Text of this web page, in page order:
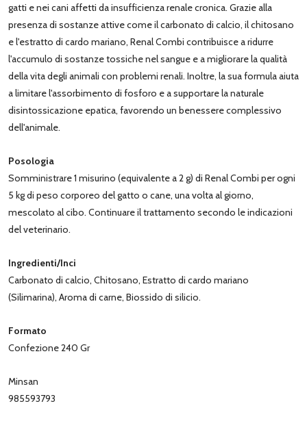
gatti e nei cani affetti da insufficienza renale cronica. Grazie alla
presenza di sostanze attive come il carbonato di calcio, il chitosano
e l'estratto di cardo mariano, Renal Combi contribuisce a ridurre
l'accumulo di sostanze tossiche nel sangue e a migliorare la qualità
della vita degli animali con problemi renali. Inoltre, la sua formula aiuta
a limitare l'assorbimento di fosforo e a supportare la naturale
disintossicazione epatica, favorendo un benessere complessivo
dell'animale.
Posologia
Somministrare 1 misurino (equivalente a 2 g) di Renal Combi per ogni
5 kg di peso corporeo del gatto o cane, una volta al giorno,
mescolato al cibo. Continuare il trattamento secondo le indicazioni
del veterinario.
Ingredienti/Inci
Carbonato di calcio, Chitosano, Estratto di cardo mariano
(Silimarina), Aroma di carne, Biossido di silicio.
Formato
Confezione 240 Gr
Minsan
985593793